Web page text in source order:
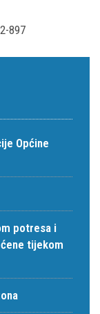
897
Općine
potresa i
tijekom